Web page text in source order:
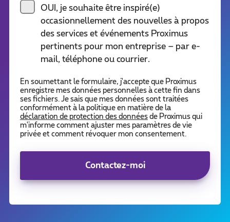
OUI, je souhaite être inspiré(e)
occasionnellement des nouvelles à propos
des services et événements Proximus
pertinents pour mon entreprise – par e-
mail, téléphone ou courrier.
En soumettant le formulaire, j'accepte que Proximus
enregistre mes données personnelles à cette fin dans
ses fichiers. Je sais que mes données sont traitées
conformément à la politique en matière de la
déclaration de protection des donnéesde Proximus qui
m'informe comment ajuster mes paramètres de vie
privée et comment révoquer mon consentement.
Contactez-moi